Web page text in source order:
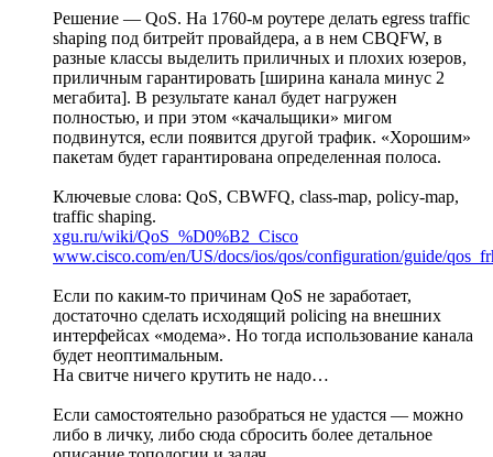
Решение — QoS. На 1760-м роутере делать egress traffic
shaping под битрейт провайдера, а в нем CBQFW, в
разные классы выделить приличных и плохих юзеров,
приличным гарантировать [ширина канала минус 2
мегабита]. В результате канал будет нагружен
полностью, и при этом «качальщики» мигом
подвинутся, если появится другой трафик. «Хорошим»
пакетам будет гарантирована определенная полоса.
Ключевые слова: QoS, CBWFQ, class-map, policy-map,
traffic shaping.
xgu.ru/wiki/QoS_%D0%B2_Cisco
www.cisco.com/en/US/docs/ios/qos/configuration/guide/
Если по каким-то причинам QoS не заработает,
достаточно сделать исходящий policing на внешних
интерфейсах «модема». Но тогда использование канала
будет неоптимальным.
На свитче ничего крутить не надо…
Если самостоятельно разобраться не удастся — можно
либо в личку, либо сюда сбросить более детальное